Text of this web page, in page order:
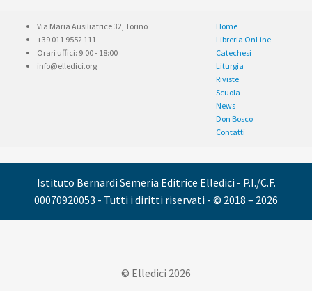
Via Maria Ausiliatrice 32, Torino
+39 011 9552 111
Orari uffici: 9.00 - 18:00
info@elledici.org
Home
Libreria OnLine
Catechesi
Liturgia
Riviste
Scuola
News
Don Bosco
Contatti
Istituto Bernardi Semeria Editrice Elledici - P.I./C.F.
00070920053 - Tutti i diritti riservati - © 2018 – 2026
© Elledici 2026